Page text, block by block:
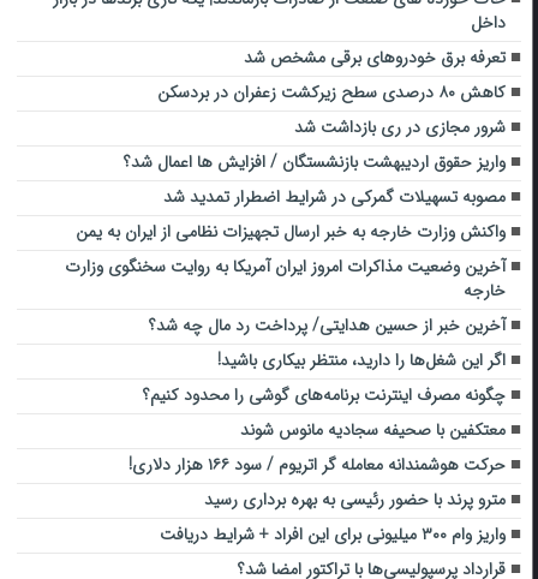
داخل
تعرفه برق خودروهای برقی مشخص شد
کاهش ۸۰ درصدی سطح زیرکشت زعفران در بردسکن
شرور مجازی در ری بازداشت شد
واریز حقوق اردیبهشت بازنشستگان / افزایش ها اعمال شد؟
مصوبه تسهیلات گمرکی در شرایط اضطرار تمدید شد
واکنش وزارت خارجه به خبر ارسال تجهیزات نظامی از ایران به یمن
آخرین وضعیت مذاکرات امروز ایران آمریکا به روایت سخنگوی وزارت
خارجه
آخرین خبر از حسین هدایتی/ پرداخت رد مال چه شد؟
اگر این شغل‌ها را دارید، منتظر بیکاری باشید!
چگونه مصرف اینترنت برنامه‌های گوشی را محدود کنیم؟
معتکفین با صحیفه سجادیه مانوس شوند
حرکت هوشمندانه معامله گر اتریوم / سود ۱۶۶ هزار دلاری!
مترو پرند با حضور رئیسی به بهره برداری رسید
واریز وام ۳۰۰ میلیونی برای این افراد + شرایط دریافت
قرارداد پرسپولیسی‌ها با تراکتور امضا شد؟